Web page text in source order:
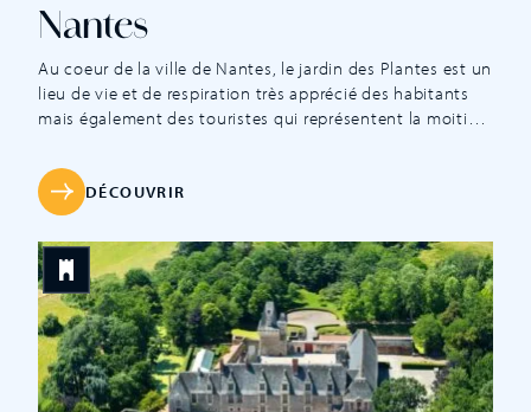
Nantes
Au coeur de la ville de Nantes, le jardin des Plantes est un
lieu de vie et de respiration très apprécié des habitants
mais également des touristes qui représentent la moitié
constituent un véritable havre de paix dans l’une des
agglomérations les plus dynamiques de France. Depuis
sa […]
DÉCOUVRIR